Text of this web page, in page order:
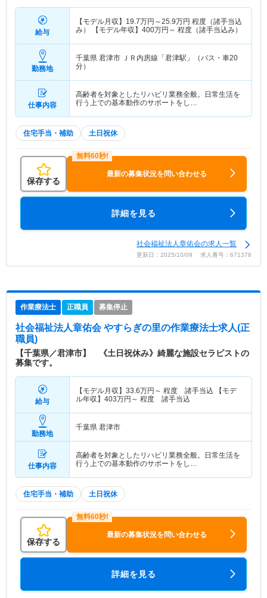
給与
【モデル月収】 19.7万円～25.9万円 程度（諸手当込
み） 【モデル年収】 400万円～ 程度（諸手当込み）
勤務地
千葉県 君津市 ＪＲ内房線「君津駅」（バス・車20
分）
仕事内容
高齢者を対象としたリハビリ業務全般。日常生活を
行う上での基本動作のサポートをし…
住宅手当・補助 土日祝休
保存する
最新の募集状況を問い合わせる
詳細を見る
社会福祉法人章佑会の求人一覧
更新日：2025/10/09 求人番号：671378
作業療法士 正職員 募集停止
社会福祉法人章佑会 やすらぎの里の作業療法士求人(正
職員)
【千葉県／君津市】 《土日祝休み》綺麗な施設セラピストの
募集です。
給与
【モデル月収】 33.6万円～ 程度 諸手当込 【モデ
ル年収】 403万円～ 程度 諸手当込
勤務地
千葉県 君津市
仕事内容
高齢者を対象としたリハビリ業務全般。日常生活を
行う上での基本動作のサポートをし…
住宅手当・補助 土日祝休
保存する
最新の募集状況を問い合わせる
詳細を見る